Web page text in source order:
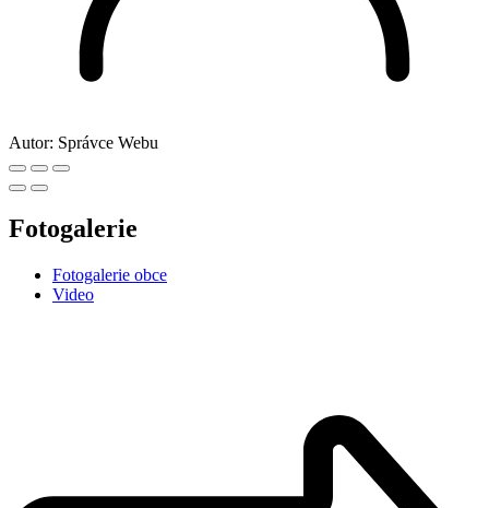
Autor: Správce Webu
Fotogalerie
Fotogalerie obce
Video